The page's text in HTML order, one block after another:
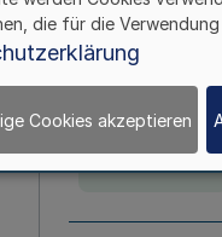
die für die
Cookies akzeptieren